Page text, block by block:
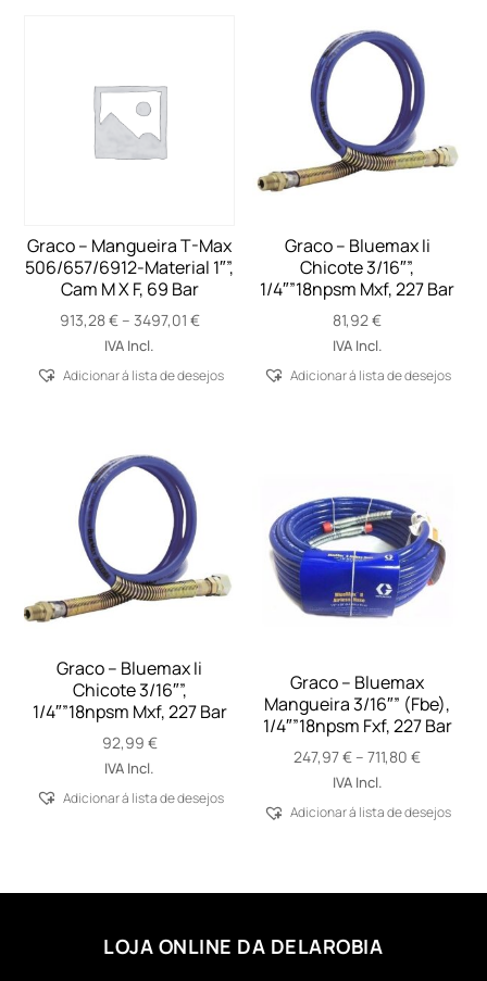
Graco – Mangueira T-Max
506/657/6912-Material 1″”,
Cam M X F, 69 Bar
913,28€ – 3497,01 €Price
through
IVA Incl.
Adicionar á lista de desejos
Graco – Bluemax Ii
Chicote 3/16″”,
1/4″”18npsm Mxf, 227 Bar
81,92€
IVA Incl.
Adicionar á lista de desejos
Graco – Bluemax Ii
Chicote 3/16″”,
1/4″”18npsm Mxf, 227 Bar
92,99 €
IVA Incl.
Adicionar á lista de desejos
Graco – Bluemax
Mangueira 3/16″” (Fbe),
1/4″”18npsm Fxf, 227 Bar
247,97€ – 711,80€Price
through
IVA Incl.
Adicionar á lista de desejos
LOJA ONLINE DA DELAROBIA